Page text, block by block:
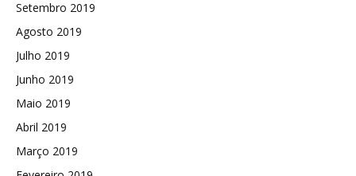
Setembro 2019
Agosto 2019
Julho 2019
Junho 2019
Maio 2019
Abril 2019
Março 2019